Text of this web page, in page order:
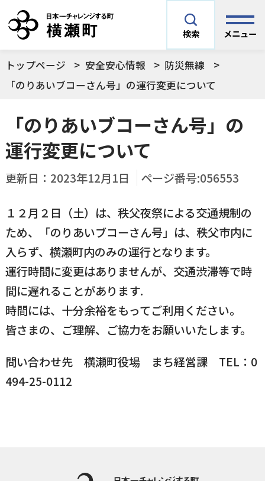
検索 メニュー
サイト内検索
メニューを閉じる
安全安心情報
できごとや場面から探す
結婚・妊娠／出産
育児／子育て
予防接種／健診など
入学／転入学
障がいのある方
引っ越し／移住・定住
手続きから探す
印鑑登録 戸籍の届出
国民健康保険
各種申請書
よく利用されているコンテンツ
横瀬町の施設
横瀬のふるさと納税
暮らし・手続き・
健康・福祉
子育て・教育・生
涯学習
施設・文化
トップページ 安全安心情報
防災無線
「のりあいブコーさん号」の運行変更について
「のりあいブコーさん号」の
運行変更について
更新日： 2023年12月1日 ページ番号:056553
１２月２日（土）は、秩父夜祭による交通規制の
ため、「のりあいブコーさん号」は、秩父市内に
入らず、横瀬町内のみの運行となります。
運行時間に変更はありませんが、交通渋滞等で時
間に遅れることがあります.
時間には、十分余裕をもってご利用ください。
皆さまの、ご理解、ご協力をお願いいたします。
問い合わせ先 横瀬町役場 まち経営課 TEL：0
494-25-0112